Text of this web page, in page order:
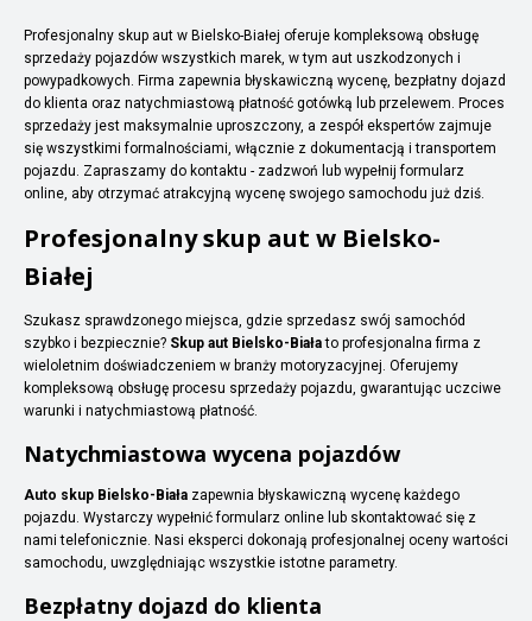
Profesjonalny skup aut w Bielsko-Białej oferuje kompleksową obsługę
sprzedaży pojazdów wszystkich marek, w tym aut uszkodzonych i
powypadkowych. Firma zapewnia błyskawiczną wycenę, bezpłatny dojazd
do klienta oraz natychmiastową płatność gotówką lub przelewem. Proces
sprzedaży jest maksymalnie uproszczony, a zespół ekspertów zajmuje
się wszystkimi formalnościami, włącznie z dokumentacją i transportem
pojazdu. Zapraszamy do kontaktu - zadzwoń lub wypełnij formularz
online, aby otrzymać atrakcyjną wycenę swojego samochodu już dziś.
Profesjonalny skup aut w Bielsko-
Białej
Szukasz sprawdzonego miejsca, gdzie sprzedasz swój samochód
szybko i bezpiecznie? Skup aut Bielsko-Białato profesjonalna firma z
wieloletnim doświadczeniem w branży motoryzacyjnej. Oferujemy
kompleksową obsługę procesu sprzedaży pojazdu, gwarantując uczciwe
warunki i natychmiastową płatność.
Natychmiastowa wycena pojazdów
Auto skup Bielsko-Biała zapewnia błyskawiczną wycenę każdego
pojazdu. Wystarczy wypełnić formularz online lub skontaktować się z
nami telefonicznie. Nasi eksperci dokonają profesjonalnej oceny wartości
samochodu, uwzględniając wszystkie istotne parametry.
Bezpłatny dojazd do klienta